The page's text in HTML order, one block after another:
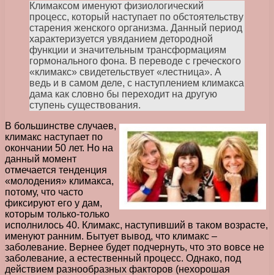
Климаксом именуют физиологический
процесс, который наступает по обстоятельству
старения женского организма. Данный период
характеризуется увяданием детородной
функции и значительным трансформациям
гормонального фона. В переводе с греческого
«климакс» свидетельствует «лестница». А
ведь и в самом деле, с наступлением климакса
дама как словно бы переходит на другую
ступень существования.
В большинстве случаев,
климакс наступает по
окончании 50 лет. Но на
данный момент
отмечается тенденция
«молодения» климакса,
потому, что часто
фиксируют его у дам,
которым только-только
исполнилось 40. Климакс, наступивший в таком возрасте,
именуют ранним. Бытует вывод, что климакс –
заболевание. Вернее будет подчернуть, что это вовсе не
заболевание, а естественный процесс. Однако, под
действием разнообразных факторов (нехорошая